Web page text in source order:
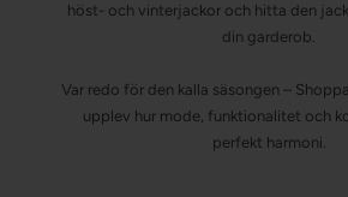
höst- och vinterjackor och hitta den
din garderob.
Var redo för den kalla säsongen –
upplev hur mode, funktionalitet och
perfekt harmoni.